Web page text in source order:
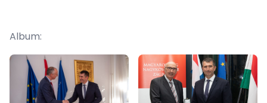
Album: